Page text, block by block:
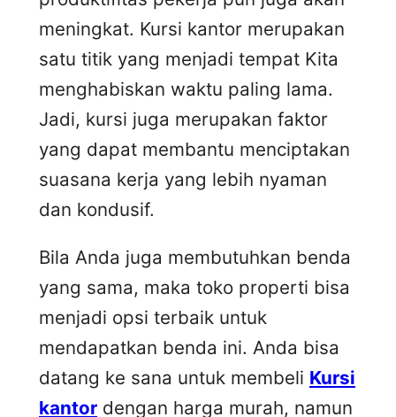
meningkat. Kursi kantor merupakan
satu titik yang menjadi tempat Kita
menghabiskan waktu paling lama.
Jadi, kursi juga merupakan faktor
yang dapat membantu menciptakan
suasana kerja yang lebih nyaman
dan kondusif.
Bila Anda juga membutuhkan benda
yang sama, maka toko properti bisa
menjadi opsi terbaik untuk
mendapatkan benda ini. Anda bisa
datang ke sana untuk membeli Kursi
kantor dengan harga murah, namun